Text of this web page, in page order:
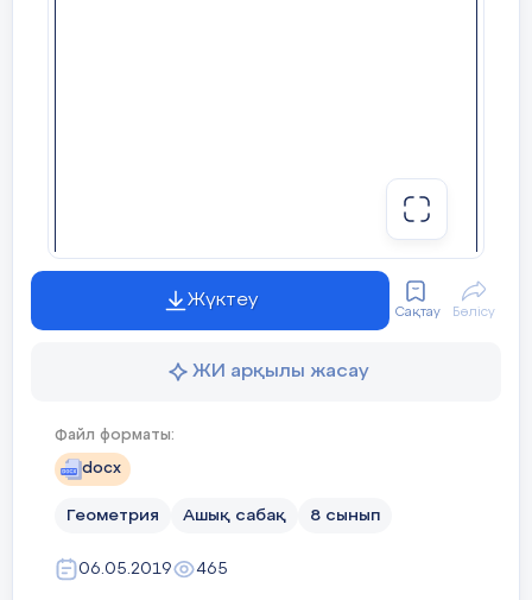
Жүктеу
Сақтау Бөлісу
ЖИ арқылы жасау
Файл форматы:
docx
Геометрия Ашық сабақ 8 сынып
06.05.2019 465